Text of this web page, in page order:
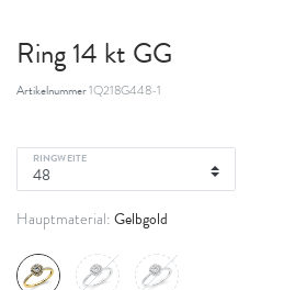
Ring 14 kt GG
Artikelnummer1Q218G448-1
RINGWEITE
Hauptmaterial: Gelbgold